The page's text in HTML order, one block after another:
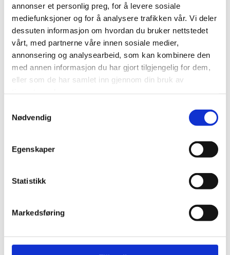
annonser et personlig preg, for å levere sosiale
mediefunksjoner og for å analysere trafikken vår. Vi deler
dessuten informasjon om hvordan du bruker nettstedet
vårt, med partnerne våre innen sosiale medier,
annonsering og analysearbeid, som kan kombinere den
med annen informasjon du har gjort tilgjengelig for dem,
eller som de har samlet inn gjennom din bruk av
Nødvendig
Egenskaper
Statistikk
Markedsføring
Bransjeinfo
Visit Alta AS
Markedsgata 3
9510 Alta